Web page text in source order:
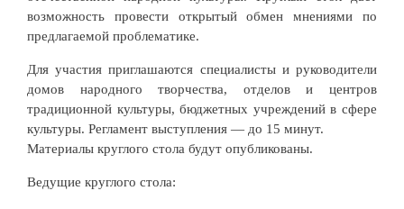
возможность провести открытый обмен мнениями по
предлагаемой проблематике.
Для участия приглашаются специалисты и руководители
домов народного творчества, отделов и центров
традиционной культуры, бюджетных учреждений в сфере
культуры. Регламент выступления — до 15 минут.
Материалы круглого стола будут опубликованы.
Ведущие круглого стола: